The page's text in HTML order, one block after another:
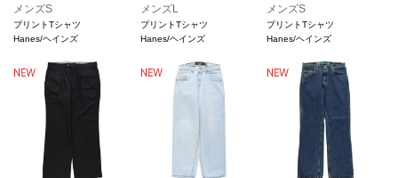
メンズS
プリントTシャツ
Hanes/ヘインズ
メンズL
プリントTシャツ
Hanes/ヘインズ
メンズS
プリントTシャツ
Hanes/ヘインズ